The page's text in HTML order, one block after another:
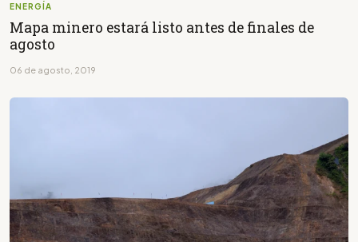
ENERGÍA
Mapa minero estará listo antes de finales de
agosto
06 de agosto, 2019